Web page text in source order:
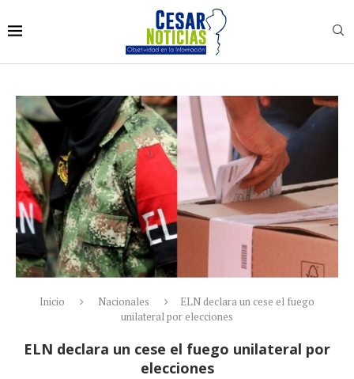
Inicio Nacionales
ELN declara un cese el fuego
unilateral por elecciones
ELN declara un cese el fuego unilateral por
elecciones